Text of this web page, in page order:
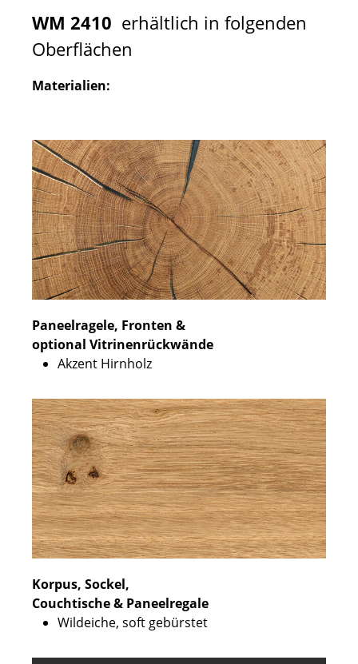
WM 2410 erhältlich in folgenden
Oberflächen
Materialien:
Paneelragele, Fronten &
optional Vitrinenrückwände
Akzent Hirnholz
Korpus, Sockel,
Couchtische & Paneelregale
Wildeiche, soft gebürstet